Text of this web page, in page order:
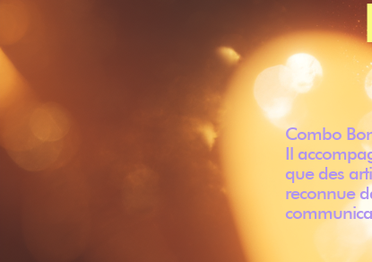
Combo
Il
que des
reconnue